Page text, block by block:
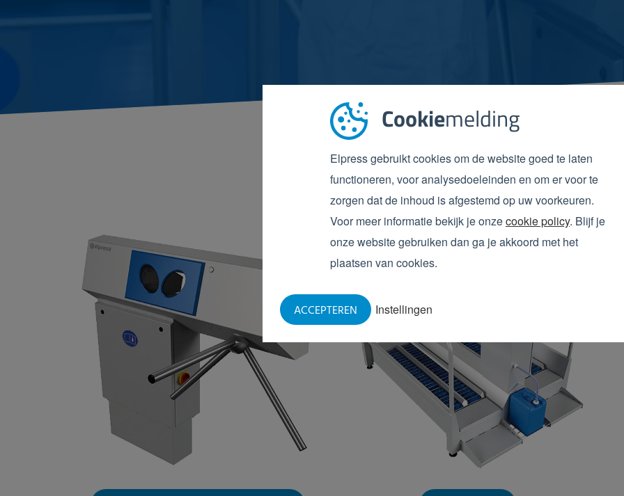
Cookiemelding
Elpress gebruikt cookies om de website goed te laten
functioneren, voor analysedoeleinden en om er voor te
zorgen dat de inhoud is afgestemd op uw voorkeuren.
Voor meer informatie bekijk je onzecookie policy. Blijf je
onze website gebruiken dan ga je akkoord met het
plaatsen van cookies.
Instellingen
ACCEPTEREN
PRODUCTENUIT DEZE